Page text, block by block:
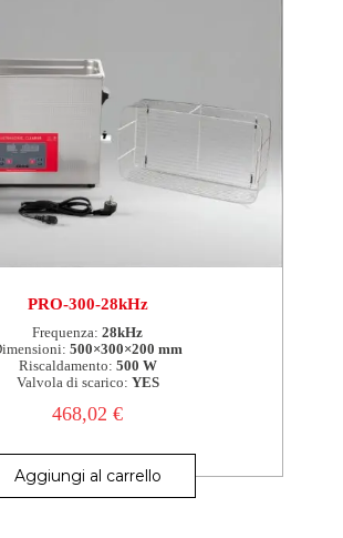
PRO-300-28kHz
Frequenza: 28kHz
500×300×200 mm
Riscaldamento: 500 W
Valvola di scarico: YES
468,02€
Aggiungi al carrello